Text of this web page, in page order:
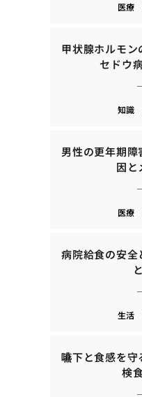
医療
甲状腺ホルモ
セドウ
知識
男性の更年期
因と
医療
病院給食の安全
生活
嚥下と食感を守
検